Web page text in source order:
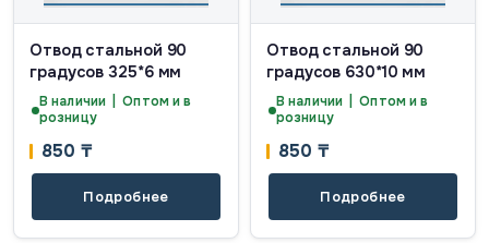
Отвод стальной 90
градусов 325*6 мм
В наличии | Оптом и в
розницу
850 ₸
Подробнее
Отвод стальной 90
градусов 630*10 мм
В наличии | Оптом и в
розницу
850 ₸
Подробнее